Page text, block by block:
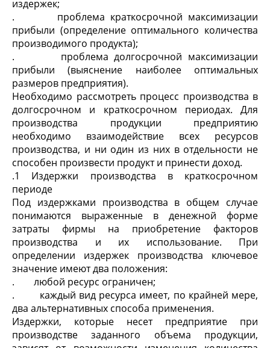
издержек;
. проблема краткосрочной максимизации
прибыли (определение оптимального количества
производимого продукта);
. проблема долгосрочной максимизации
прибыли (выяснение наиболее оптимальных
размеров предприятия).
Необходимо рассмотреть процесс производства в
долгосрочном и краткосрочном периодах. Для
производства продукции предприятию
необходимо взаимодействие всех ресурсов
производства, и ни один из них в отдельности не
способен произвести продукт и принести доход.
.1 Издержки производства в краткосрочном
периоде
Под издержками производства в общем случае
понимаются выраженные в денежной форме
затраты фирмы на приобретение факторов
производства и их использование. При
определении издержек производства ключевое
значение имеют два положения:
. любой ресурс ограничен;
. каждый вид ресурса имеет, по крайней мере,
два альтернативных способа применения.
Издержки, которые несет предприятие при
производстве заданного объема продукции,